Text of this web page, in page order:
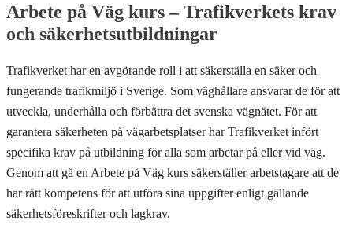
Arbete på Väg kurs – Trafikverkets krav
och säkerhetsutbildningar
Trafikverket har en avgörande roll i att säkerställa en säker och
fungerande trafikmiljö i Sverige. Som väghållare ansvarar de för att
utveckla, underhålla och förbättra det svenska vägnätet. För att
garantera säkerheten på vägarbetsplatser har Trafikverket infört
specifika krav på utbildning för alla som arbetar på eller vid väg.
Genom att gå en Arbete på Väg kurs säkerställer arbetstagare att de
har rätt kompetens för att utföra sina uppgifter enligt gällande
säkerhetsföreskrifter och lagkrav.